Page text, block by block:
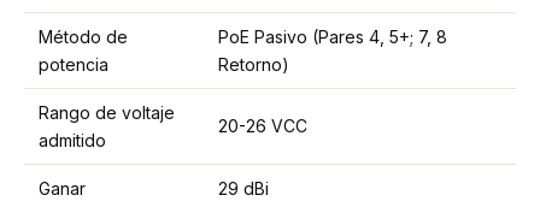
Método de
potencia
PoE Pasivo (Pares 4, 5+; 7, 8
Retorno)
Rango de voltaje
admitido
20-26 VCC
Ganar 29 dBi